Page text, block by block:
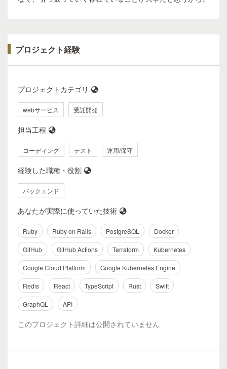
プロジェクト経験
プロジェクトカテゴリ
webサービス 受託開発
担当工程
コーディング テスト 運用/保守
経験した職種・役割
バックエンド
あなたが実際に使っていた技術
Ruby Ruby on Rails PostgreSQL Docker
GitHub GitHub Actions Terraform Kubernetes
Google Cloud Platform Google Kubernetes Engine
Redis React TypeScript Rust Swift
GraphQL API
このプロジェクト詳細は公開されていません